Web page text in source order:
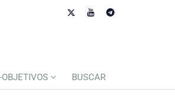
BUSCAR